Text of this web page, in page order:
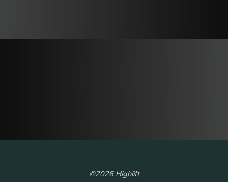
©2026 Highlift